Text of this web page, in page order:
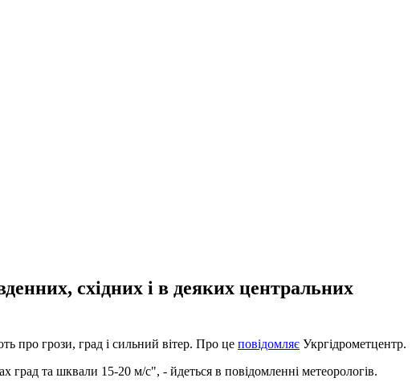
східних і в деяких центральних
про грози, град і сильний вітер. Про це повідомляє Укргідрометцентр.
град та шквали 15-20 м/с", - йдеться в повідомленні метеорологів.